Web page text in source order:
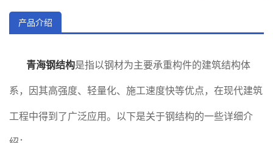
产品介绍
青海钢结构是指以钢材为主要承重构件的建筑结构体
系，因其高强度、轻量化、施工速度快等优点，在现代建筑
工程中得到了广泛应用。以下是关于钢结构的一些详细介